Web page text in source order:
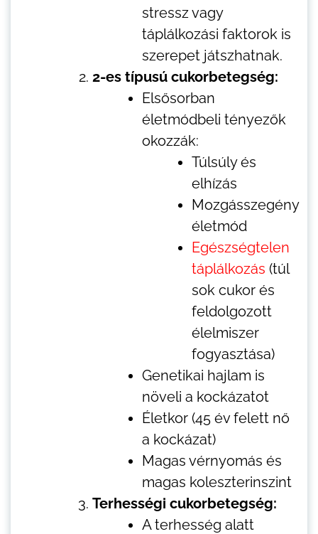
stressz vagy
táplálkozási faktorok is
szerepet játszhatnak.
2-es típusú cukorbetegség:
Elsősorban
életmódbeli tényezők
okozzák:
Túlsúly és
elhízás
Mozgásszegény
életmód
Egészségtelen
táplálkozás (túl
sok cukor és
feldolgozott
élelmiszer
fogyasztása)
Genetikai hajlam is
növeli a kockázatot
Életkor (45 év felett nő
a kockázat)
Magas vérnyomás és
magas koleszterinszint
Terhességi cukorbetegség:
A terhesség alatt